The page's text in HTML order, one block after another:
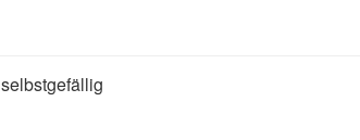
selbstgefällig